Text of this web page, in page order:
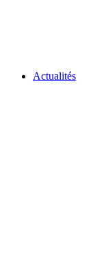
Actualités